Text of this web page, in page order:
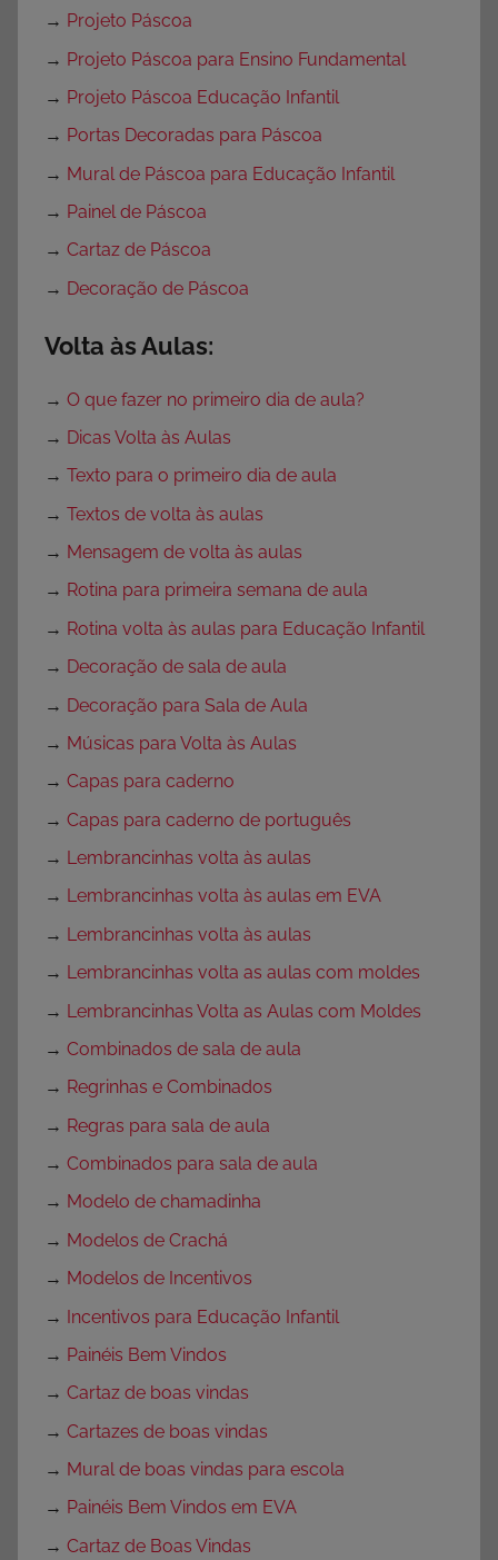
→ Projeto Páscoa
→ Projeto Páscoa para Ensino Fundamental
→ Projeto Páscoa Educação Infantil
→ Portas Decoradas para Páscoa
→ Mural de Páscoa para Educação Infantil
→ Painel de Páscoa
→ Cartaz de Páscoa
→ Decoração de Páscoa
Volta às Aulas:
→ O que fazer no primeiro dia de aula?
→ Dicas Volta às Aulas
→ Texto para o primeiro dia de aula
→ Textos de volta às aulas
→ Mensagem de volta às aulas
→ Rotina para primeira semana de aula
→ Rotina volta às aulas para Educação Infantil
→ Decoração de sala de aula
→ Decoração para Sala de Aula
→ Músicas para Volta às Aulas
→ Capas para caderno
→ Capas para caderno de português
→ Lembrancinhas volta às aulas
→ Lembrancinhas volta às aulas em EVA
→ Lembrancinhas volta às aulas
→ Lembrancinhas volta as aulas com moldes
→ Lembrancinhas Volta as Aulas com Moldes
→ Combinados de sala de aula
→ Regrinhas e Combinados
→ Regras para sala de aula
→ Combinados para sala de aula
→ Modelo de chamadinha
→ Modelos de Crachá
→ Modelos de Incentivos
→ Incentivos para Educação Infantil
→ Painéis Bem Vindos
→ Cartaz de boas vindas
→ Cartazes de boas vindas
→ Mural de boas vindas para escola
→ Painéis Bem Vindos em EVA
→ Cartaz de Boas Vindas